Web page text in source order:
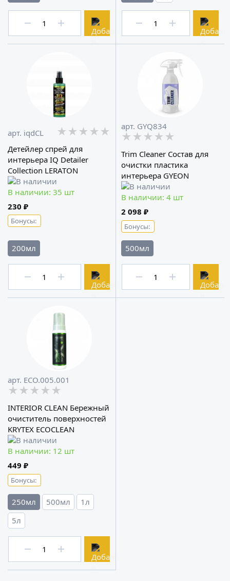
арт. iqdCL ★★★★★
★★★★★
★★★★★
Детейлер спрей для
интерьера IQ Detailer
Collection LERATON
В наличии: 35 шт
230 ₽
Бонусы:
200мл
арт. GYQ834
★★★★★
★★★★★
★★★★★
Trim Cleaner Состав для
очистки пластика
интерьера GYEON
В наличии: 4 шт
2 098 ₽
Бонусы:
500мл
арт. ECO.005.001
★★★★★
★★★★★
★★★★★
INTERIOR CLEAN Бережный
очиститель поверхностей
KRYTEX ECOCLEAN
В наличии: 12 шт
449 ₽
Бонусы:
250мл 500мл
1л
5л